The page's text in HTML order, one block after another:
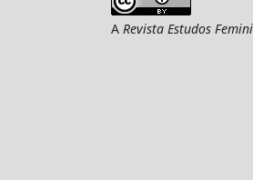
A Revista Estudos